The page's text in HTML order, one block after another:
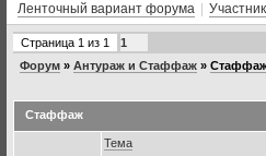
Ленточный вариант форума
Страница 1 из 1
1
Форум » Антураж и Стаффаж »
Стаффаж
Тема